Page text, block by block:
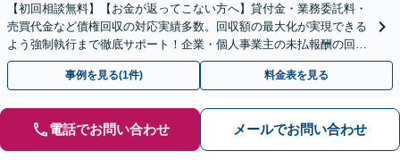
【初回相談無料】【お金が返ってこない方へ】貸付金・業務委託料・
売買代金など債権回収の対応実績多数。回収額の最大化が実現できる
よう強制執行まで徹底サポート！企業・個人事業主の未払報酬の回収
もお任せください【新静岡駅直結】【夜間・休日相談OK】
事例を見る(1件) 料金表を見る
電話でお問い合わせ メールでお問い合わせ